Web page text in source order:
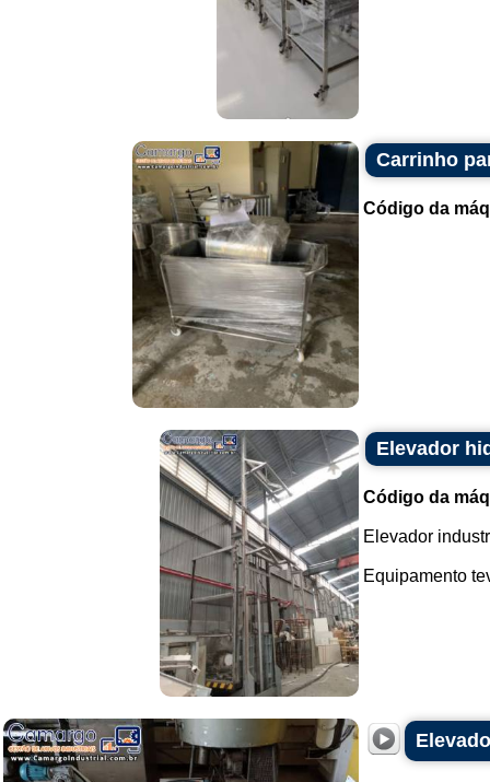
Carrinho
Código da
Elevador
Código da
Elevador
Equipamento